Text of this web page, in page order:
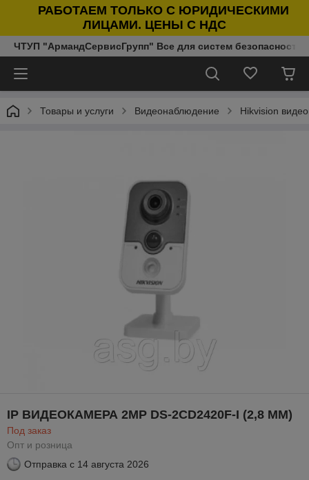
РАБОТАЕМ ТОЛЬКО С ЮРИДИЧЕСКИМИ
ЛИЦАМИ. ЦЕНЫ С НДС
ЧТУП "АрмандСервисГрупп" Все для систем безопасности
Товары и услуги Видеонаблюдение Hikvision
IP ВИДЕОКАМЕРА 2MP DS-2CD2420F-I (2,8 ММ)
Под заказ
Опт и розница
Отправка с 14 августа 2026